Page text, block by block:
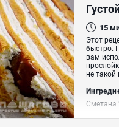
15
Этот
быстро.
вам
не
Сметана